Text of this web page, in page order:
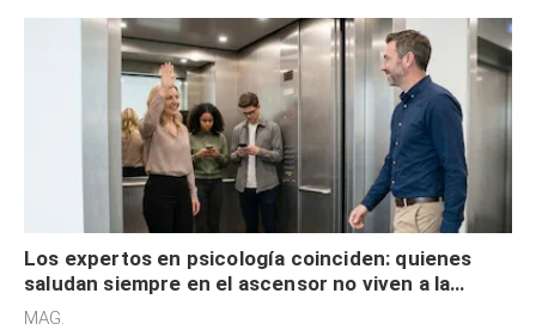
Los expertos en psicología coinciden: quienes
saludan siempre en el ascensor no viven a la
defensiva y tienen apertura social
MAG.